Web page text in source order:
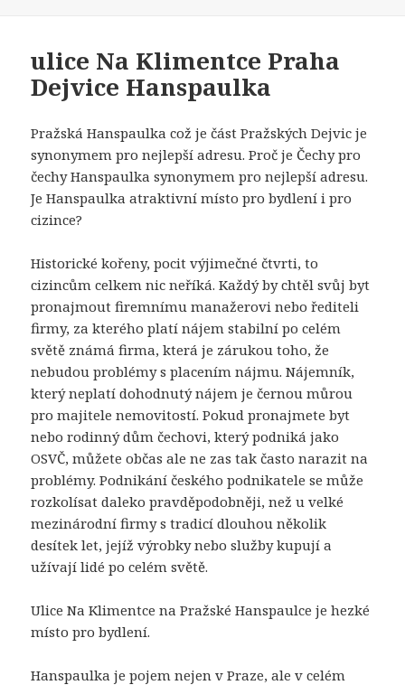
ulice Na Klimentce Praha
Dejvice Hanspaulka
Pražská Hanspaulka což je část Pražských Dejvic je
synonymem pro nejlepší adresu. Proč je Čechy pro
čechy Hanspaulka synonymem pro nejlepší adresu.
Je Hanspaulka atraktivní místo pro bydlení i pro
cizince?
Historické kořeny, pocit výjimečné čtvrti, to
cizincům celkem nic neříká. Každý by chtěl svůj byt
pronajmout firemnímu manažerovi nebo řediteli
firmy, za kterého platí nájem stabilní po celém
světě známá firma, která je zárukou toho, že
nebudou problémy s placením nájmu. Nájemník,
který neplatí dohodnutý nájem je černou můrou
pro majitele nemovitostí. Pokud pronajmete byt
nebo rodinný dům čechovi, který podniká jako
OSVČ, můžete občas ale ne zas tak často narazit na
problémy. Podnikání českého podnikatele se může
rozkolísat daleko pravděpodobněji, než u velké
mezinárodní firmy s tradicí dlouhou několik
desítek let, jejíž výrobky nebo služby kupují a
užívají lidé po celém světě.
Ulice Na Klimentce na Pražské Hanspaulce je hezké
místo pro bydlení.
Hanspaulka je pojem nejen v Praze, ale v celém